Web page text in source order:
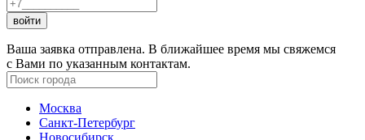
войти
Ваша заявка отправлена. В ближайшее время мы свяжемся
с Вами по указанным контактам.
Москва
Санкт-Петербург